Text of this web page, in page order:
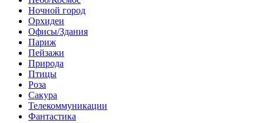
Ночной город
Орхидеи
Офисы/Здания
Париж
Пейзажи
Природа
Птицы
Роза
Сакура
Телекоммуникации
Фантастика